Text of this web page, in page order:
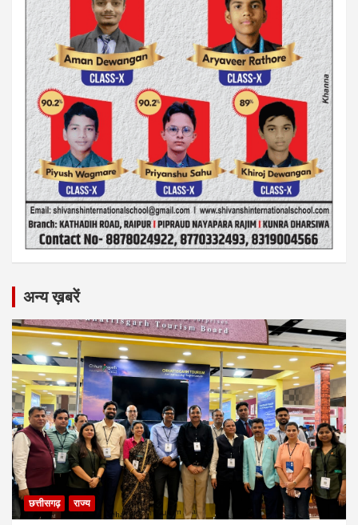
अन्य ख़बरें
छत्तीसगढ़ राज्य